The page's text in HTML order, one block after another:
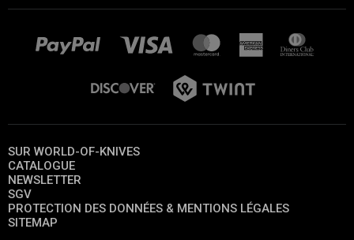
SUR WORLD-OF-KNIVES
CATALOGUE
NEWSLETTER
SGV
PROTECTION DES DONNÉES & MENTIONS LÉGALES
SITEMAP